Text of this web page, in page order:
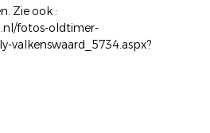
Zie ook :
fotos-oldtimer-
valkenswaard_5734.aspx?